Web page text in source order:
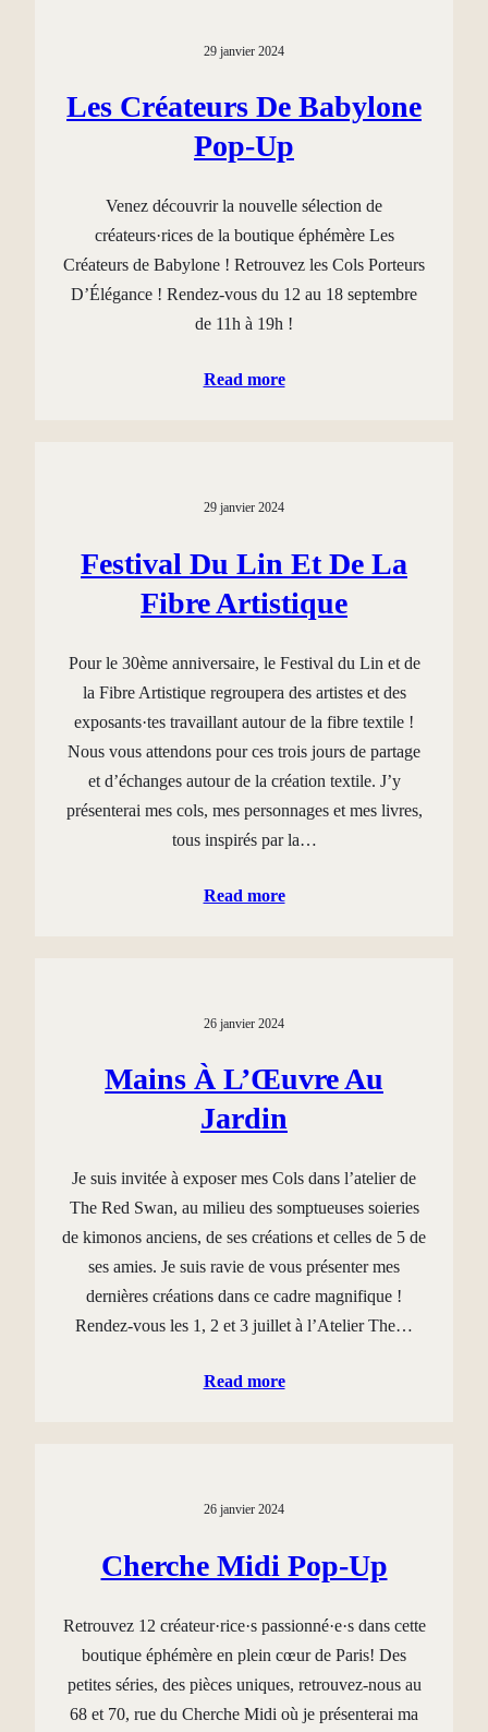
29 janvier 2024
Les Créateurs De Babylone
Pop-Up
Venez découvrir la nouvelle sélection de
créateurs·rices de la boutique éphémère Les
Créateurs de Babylone ! Retrouvez les Cols Porteurs
D’Élégance ! Rendez-vous du 12 au 18 septembre
de 11h à 19h !
Read more
29 janvier 2024
Festival Du Lin Et De La
Fibre Artistique
Pour le 30ème anniversaire, le Festival du Lin et de
la Fibre Artistique regroupera des artistes et des
exposants·tes travaillant autour de la fibre textile !
Nous vous attendons pour ces trois jours de partage
et d’échanges autour de la création textile. J’y
présenterai mes cols, mes personnages et mes livres,
tous inspirés par la…
Read more
26 janvier 2024
Mains À L’Œuvre Au
Jardin
Je suis invitée à exposer mes Cols dans l’atelier de
The Red Swan, au milieu des somptueuses soieries
de kimonos anciens, de ses créations et celles de 5 de
ses amies. Je suis ravie de vous présenter mes
dernières créations dans ce cadre magnifique !
Rendez-vous les 1, 2 et 3 juillet à l’Atelier The…
Read more
26 janvier 2024
Cherche Midi Pop-Up
Retrouvez 12 créateur·rice·s passionné·e·s dans cette
boutique éphémère en plein cœur de Paris! Des
petites séries, des pièces uniques, retrouvez-nous au
68 et 70, rue du Cherche Midi où je présenterai ma